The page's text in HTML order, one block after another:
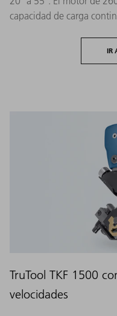
capacidad de carga
IR
TruTool TKF 1500
velocidades